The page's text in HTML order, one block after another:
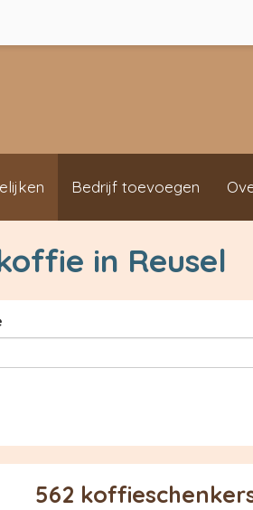
Bedrijf toevoegen
in Reusel
562